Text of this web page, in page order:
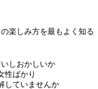
楽しみ方を最もよく知る
しおかしいか
性ばかり
していませんか